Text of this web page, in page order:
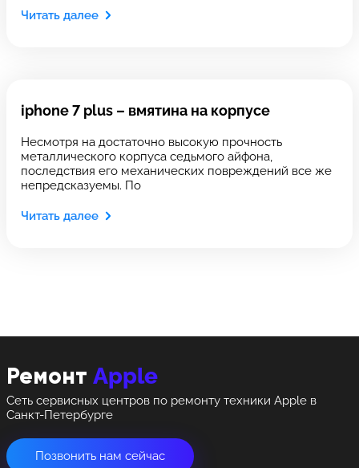
Читать далее
iphone 7 plus – вмятина на корпусе
Несмотря на достаточно высокую прочность
металлического корпуса седьмого айфона,
последствия его механических повреждений все же
непредсказуемы. По
Читать далее
Ремонт Apple
Сеть сервисных центров по ремонту техники Apple в
Санкт-Петербурге
Позвонить нам сейчас
Выберите сервис
Выберите адрес сервиса, в который хотите
позвонить
Выберите сервис
Выберите адрес сервиса, в который хотите
позвонить
Оставить свой отзыв